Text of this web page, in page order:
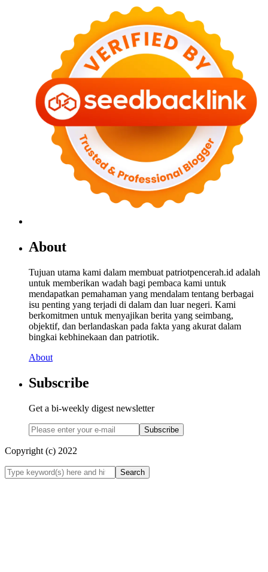
About
Tujuan utama kami dalam membuat patriotpencerah.id adalah
untuk memberikan wadah bagi pembaca kami untuk
mendapatkan pemahaman yang mendalam tentang berbagai
isu penting yang terjadi di dalam dan luar negeri. Kami
berkomitmen untuk menyajikan berita yang seimbang,
objektif, dan berlandaskan pada fakta yang akurat dalam
bingkai kebhinekaan dan patriotik.
About
Subscribe
Get a bi-weekly digest newsletter
Subscribe
Copyright (c) 2022